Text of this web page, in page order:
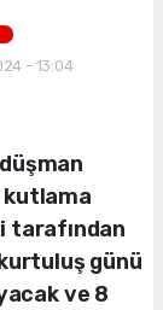
- 13:04
düşman
kutlama
tarafından
günü
ve 8